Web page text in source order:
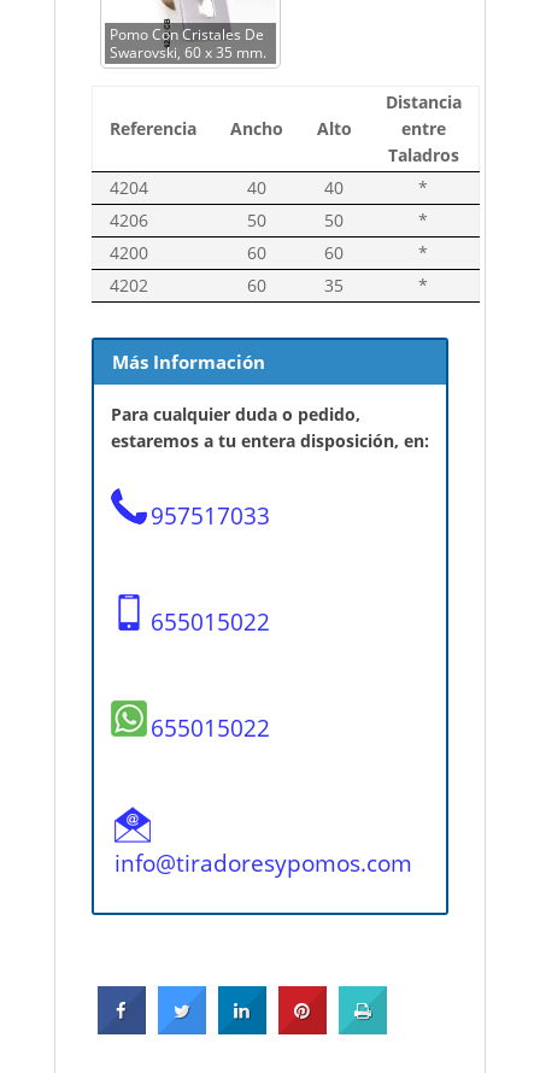
Pomo Con Cristales De
Swarovski, 60 x 35 mm.
Referencia Ancho Alto
Distancia
entre
Taladros
4204
40 40
*
4206
50 50
*
4200
60 60
*
4202
60 35 *
Más Información
Para cualquier duda o pedido,
estaremos a tu entera disposición, en:
957517033
655015022
655015022
info@tiradoresypomos.com